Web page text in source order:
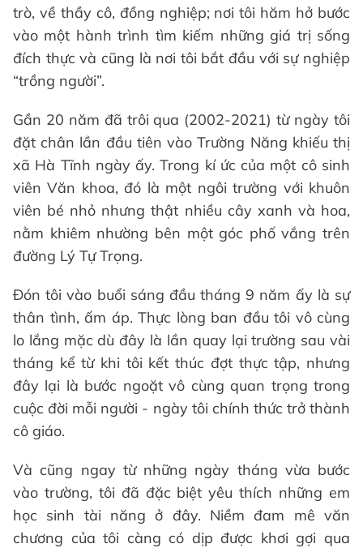
trò, về thầy cô, đồng nghiệp; nơi tôi hăm hở bước
vào một hành trình tìm kiếm những giá trị sống
đích thực và cũng là nơi tôi bắt đầu với sự nghiệp
“trồng người”.
Gần 20 năm đã trôi qua (2002-2021) từ ngày tôi
đặt chân lần đầu tiên vào Trường Năng khiếu thị
xã Hà Tĩnh ngày ấy. Trong kí ức của một cô sinh
viên Văn khoa, đó là một ngôi trường với khuôn
viên bé nhỏ nhưng thật nhiều cây xanh và hoa,
nằm khiêm nhường bên một góc phố vắng trên
đường Lý Tự Trọng.
Đón tôi vào buổi sáng đầu tháng 9 năm ấy là sự
thân tình, ấm áp. Thực lòng ban đầu tôi vô cùng
lo lắng mặc dù đây là lần quay lại trường sau vài
tháng kể từ khi tôi kết thúc đợt thực tập, nhưng
đây lại là bước ngoặt vô cùng quan trọng trong
cuộc đời mỗi người - ngày tôi chính thức trở thành
cô giáo.
Và cũng ngay từ những ngày tháng vừa bước
vào trường, tôi đã đặc biệt yêu thích những em
học sinh tài năng ở đây. Niềm đam mê văn
chương của tôi càng có dịp được khơi gợi qua